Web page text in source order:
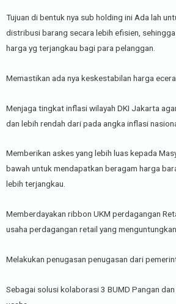
Tujuan di bentuk nya sub holding ini Ada lah
distribusi barang secara lebih efisien,
harga yg terjangkau bagi para pelanggan.
Memastikan ada nya keskestabilan harga
Menjaga tingkat inflasi wilayah DKI Jakarta
dan lebih rendah dari pada angka inflasi
Memberikan askes yang lebih luas kepada
bawah untuk mendapatkan beragam harga
lebih terjangkau.
Memberdayakan ribbon UKM perdagangan
usaha perdagangan retail yang
Melakukan penugasan penugasan dari
Sebagai solusi kolaborasi 3 BUMD Pangan